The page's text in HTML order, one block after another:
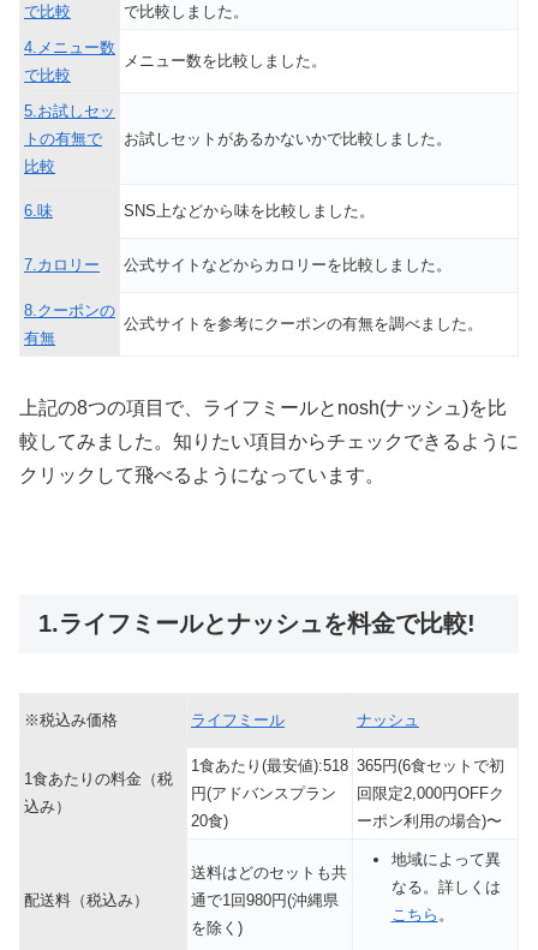
で比較
で比較しました。
4.メニュー数
で比較
メニュー数を比較しました。
5.お試しセッ
トの有無で
比較
お試しセットがあるかないかで比較しました。
6.味 SNS上などから味を比較しました。
7.カロリー 公式サイトなどからカロリーを比較しました。
8.クーポンの
有無
公式サイトを参考にクーポンの有無を調べました。
上記の8つの項目で、ライフミールとnosh(ナッシュ)を比
較してみました。知りたい項目からチェックできるように
クリックして飛べるようになっています。
1.ライフミールとナッシュを料金で比較!
※税込み価格 ライフミール ナッシュ
1食あたりの料金（税
込み）
1食あたり(最安値):518
円(アドバンスプラン
20食)
365円(6食セットで初
回限定2,000円OFFク
ーポン利用の場合)〜
配送料（税込み）
送料はどのセットも共
通で1回980円(沖縄県
を除く)
地域によって異
なる。詳しくは
こちら 。